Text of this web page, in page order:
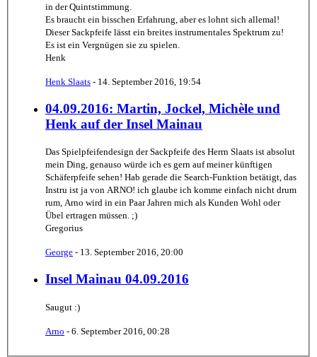
in der Quintstimmung.
Es braucht ein bisschen Erfahrung, aber es lohnt sich allemal!
Dieser Sackpfeife lässt ein breites instrumentales Spektrum zu!
Es ist ein Vergnügen sie zu spielen.
Henk
Henk Slaats - 14. September 2016, 19:54
04.09.2016: Martin, Jockel, Michèle und
Henk auf der Insel Mainau
Das Spielpfeifendesign der Sackpfeife des Herrn Slaats ist absolut
mein Ding, genauso würde ich es gern auf meiner künftigen
Schäferpfeife sehen! Hab gerade die Search-Funktion betätigt, das
Instru ist ja von ARNO! ich glaube ich komme einfach nicht drum
rum, Arno wird in ein Paar Jahren mich als Kunden Wohl oder
Übel ertragen müssen. ;)
Gregorius
George - 13. September 2016, 20:00
Insel Mainau 04.09.2016
Saugut :)
Arno - 6. September 2016, 00:28